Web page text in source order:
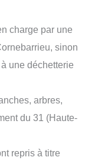
charge par une
sinon
une déchetterie
arbres,
du 31 (Haute-
repris à titre